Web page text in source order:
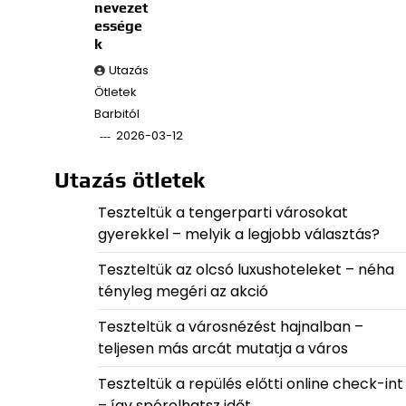
nevezet
essége
k
Utazás
Ötletek
Barbitól
2026-03-12
Utazás ötletek
Teszteltük a tengerparti városokat
gyerekkel – melyik a legjobb választás?
Teszteltük az olcsó luxushoteleket – néha
tényleg megéri az akció
Teszteltük a városnézést hajnalban –
teljesen más arcát mutatja a város
Teszteltük a repülés előtti online check-int